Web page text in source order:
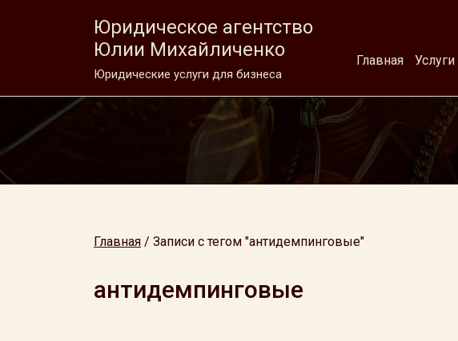
Юридическое агентство
Юлии Михайличенко
Юридические услуги для бизнеса
Главная Услуги
Главная / Записи с тегом "антидемпинговые"
антидемпинговые